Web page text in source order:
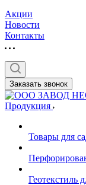
Акции
Новости
Контакты
Заказать звонок
Продукция
Товары для
Геотекстиль